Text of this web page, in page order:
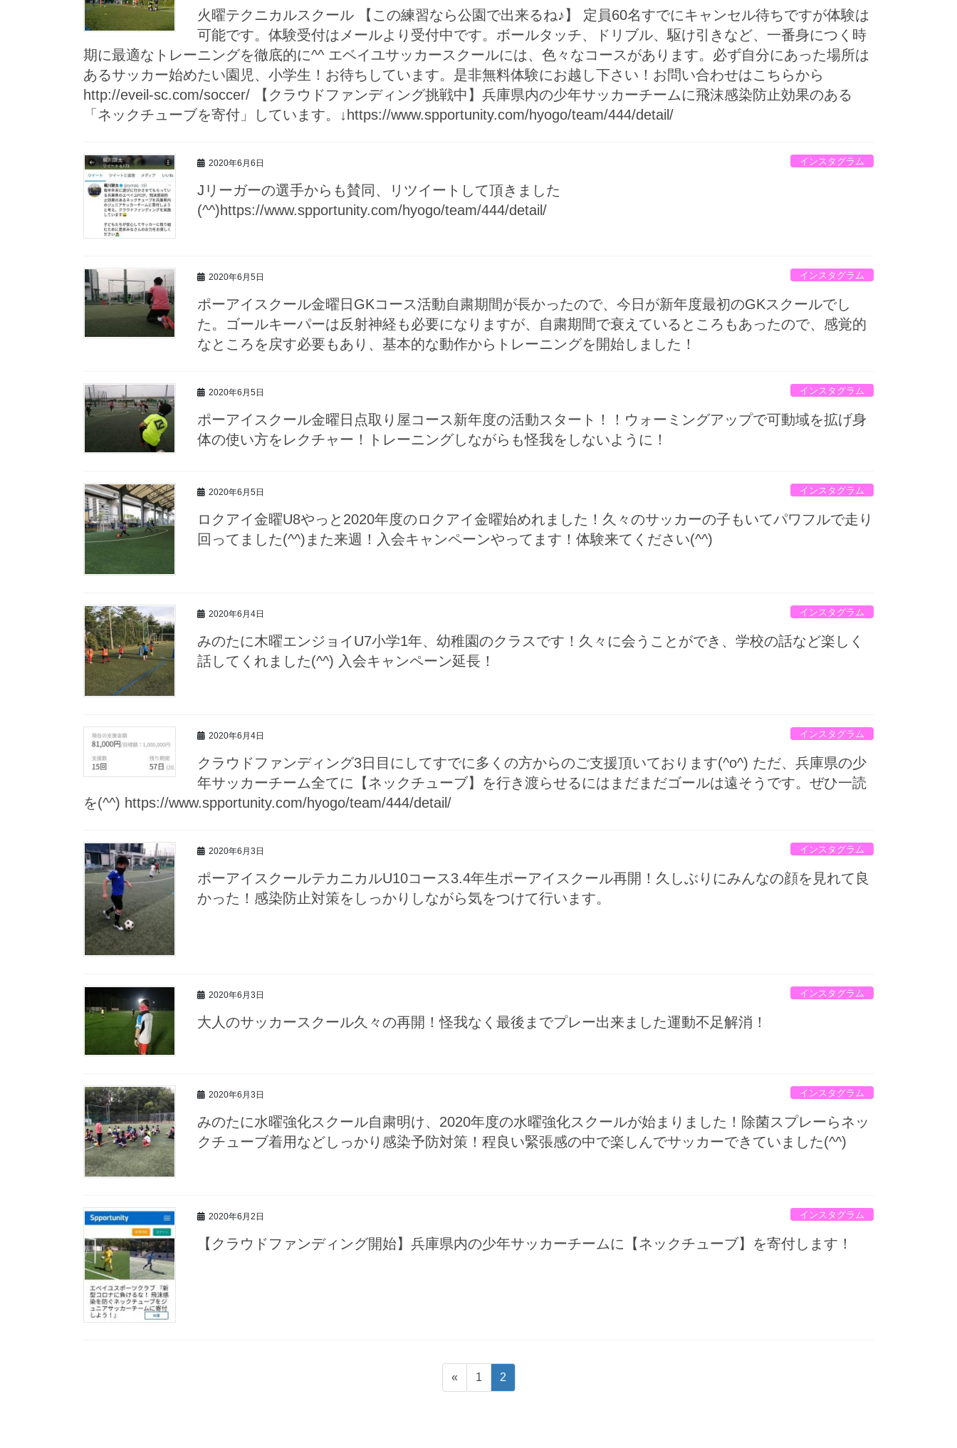
火曜テクニカルスクール 【この練習なら公園で出来るね♪】 定員60名すでにキャンセル待ちですが体験は
可能です。体験受付はメールより受付中です。ボールタッチ、ドリブル、駆け引きなど、一番身につく時
期に最適なトレーニングを徹底的に^^ エベイユサッカースクールには、色々なコースがあります。必ず自分にあった場所は
ある️サッカー始めたい園児、小学生！お待ちしています。是非無料体験にお越し下さい！お問い合わせはこちらから️
http://eveil-sc.com/soccer/ 【クラウドファンディング挑戦中】兵庫県内の少年サッカーチームに飛沫感染防止効果のある
「ネックチューブを寄付」しています。↓https://www.spportunity.com/hyogo/team/444/detail/
2020年6月6日 インスタグラム
Jリーガーの選手からも賛同、リツイートして頂きました
(^^)https://www.spportunity.com/hyogo/team/444/detail/
2020年6月5日 インスタグラム
ポーアイスクール金曜日GKコース活動自粛期間が長かったので、今日が新年度最初のGKスクールでし
た。ゴールキーパーは反射神経も必要になりますが、自粛期間で衰えているところもあったので、感覚的
なところを戻す必要もあり、基本的な動作からトレーニングを開始しました！
2020年6月5日 インスタグラム
ポーアイスクール金曜日点取り屋コース新年度の活動スタート！！ウォーミングアップで可動域を拡げ身
体の使い方をレクチャー！トレーニングしながらも怪我をしないように！
2020年6月5日 インスタグラム
ロクアイ金曜U8やっと2020年度のロクアイ金曜始めれました！久々のサッカーの子もいてパワフルで走り
回ってました(^^)また来週！入会キャンペーンやってます！体験来てください(^^)
2020年6月4日 インスタグラム
みのたに木曜エンジョイU7小学1年、幼稚園のクラスです！久々に会うことができ、学校の話など楽しく
話してくれました(^^) 入会キャンペーン延長！
2020年6月4日 インスタグラム
クラウドファンディング3日目にしてすでに多くの方からのご支援頂いております(^o^) ただ、兵庫県の少
年サッカーチーム全てに【ネックチューブ】を行き渡らせるにはまだまだゴールは遠そうです。ぜひ一読
を(^^) https://www.spportunity.com/hyogo/team/444/detail/
2020年6月3日 インスタグラム
ポーアイスクールテカニカルU10コース3.4年生ポーアイスクール再開！久しぶりにみんなの顔を見れて良
かった！感染防止対策をしっかりしながら気をつけて行います。
2020年6月3日 インスタグラム
大人のサッカースクール久々の再開！怪我なく最後までプレー出来ました運動不足解消！
2020年6月3日 インスタグラム
みのたに水曜強化スクール自粛明け、2020年度の水曜強化スクールが始まりました！除菌スプレーらネッ
クチューブ着用などしっかり感染予防対策！程良い緊張感の中で楽しんでサッカーできていました(^^)
2020年6月2日 インスタグラム
【クラウドファンディング開始】兵庫県内の少年サッカーチームに【ネックチューブ】を寄付します！
«
固
定
1
固
定
2